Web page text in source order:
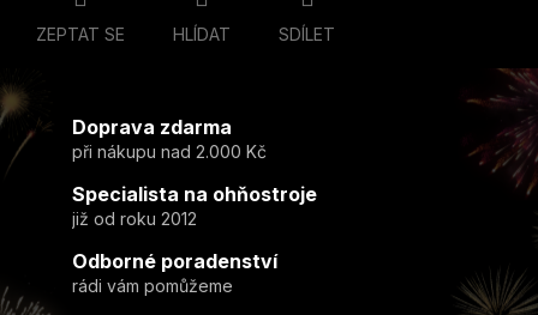
ZEPTAT SE HLÍDAT SDÍLET
Doprava zdarma
při nákupu nad 2.000 Kč
Specialista na ohňostroje
již od roku 2012
Odborné poradenství
rádi vám pomůžeme